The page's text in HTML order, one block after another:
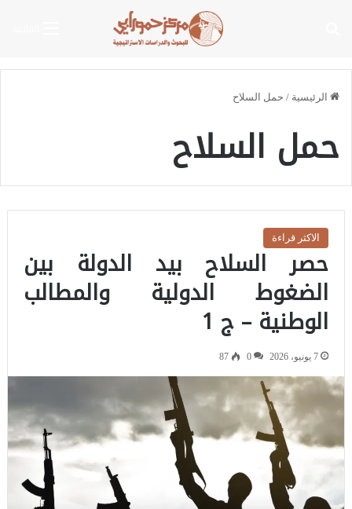
الرئيسية / حمل السلاح
حمل السلاح
الاكثر قراءة
حصر السلاح بيد الدولة بين
الضغوط الدولية والمطالب
الوطنية – ج 1
7 يونيو، 2026 0
87